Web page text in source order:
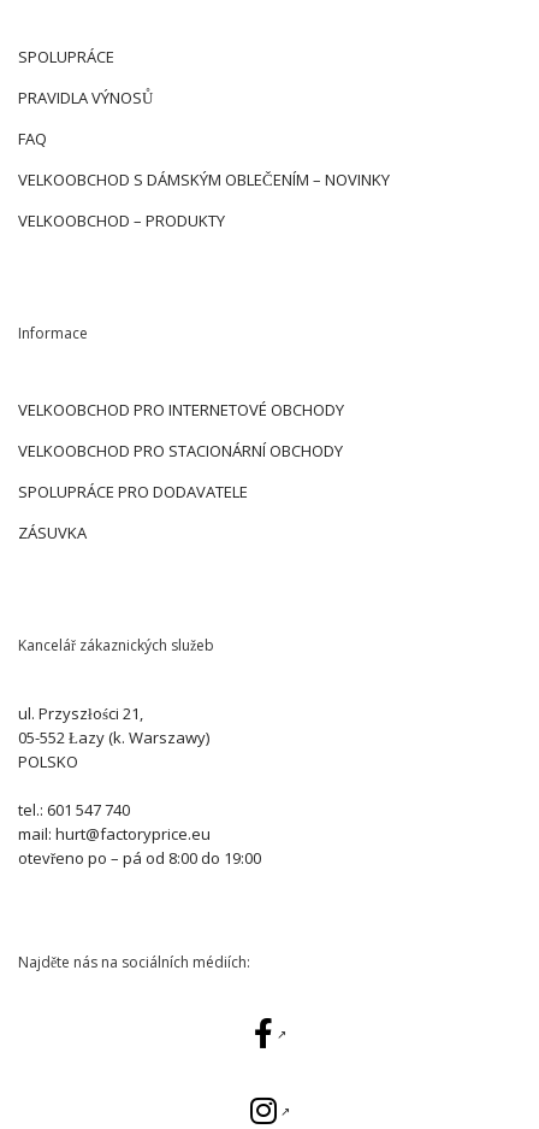
SPOLUPRÁCE
PRAVIDLA VÝNOSŮ
FAQ
VELKOOBCHOD S DÁMSKÝM OBLEČENÍM – NOVINKY
VELKOOBCHOD – PRODUKTY
Informace
VELKOOBCHOD PRO INTERNETOVÉ OBCHODY
VELKOOBCHOD PRO STACIONÁRNÍ OBCHODY
SPOLUPRÁCE PRO DODAVATELE
ZÁSUVKA
Kancelář zákaznických služeb
ul. Przyszłości 21,
05-552 Łazy (k. Warszawy)
POLSKO
tel.: 601 547 740
mail: hurt@factoryprice.eu
otevřeno po – pá od 8:00 do 19:00
Najděte nás na sociálních médiích: